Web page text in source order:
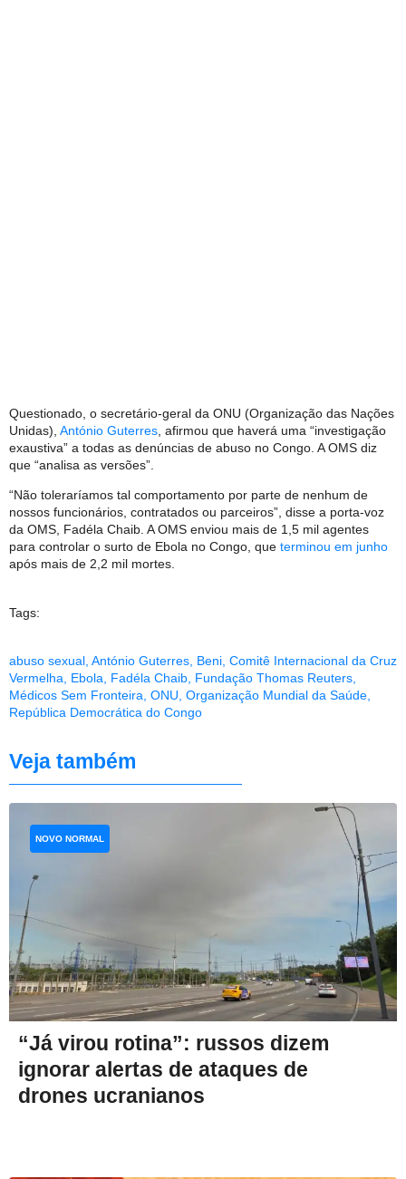
Questionado, o secretário-geral da ONU (Organização das Nações
Unidas), António Guterres , afirmou que haverá uma “investigação
exaustiva” a todas as denúncias de abuso no Congo. A OMS diz
que “analisa as versões”.
“Não toleraríamos tal comportamento por parte de nenhum de
nossos funcionários, contratados ou parceiros”, disse a porta-voz
da OMS, Fadéla Chaib. A OMS enviou mais de 1,5 mil agentes
para controlar o surto de Ebola no Congo, que terminou em junho
após mais de 2,2 mil mortes.
Tags:
abuso sexual António Guterres Beni Comitê Internacional da Cruz
Vermelha
Ebola Fadéla Chaib Fundação Thomas Reuters
Médicos Sem Fronteira ONU Organização Mundial da Saúde
República Democrática do Congo
Veja também
“Já virou rotina”: russos dizem
ignorar alertas de ataques de
drones ucranianos
NOVO NORMAL